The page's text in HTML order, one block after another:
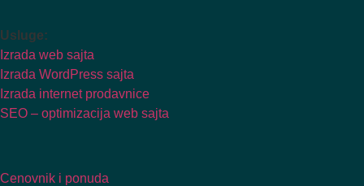
Usluge:
Izrada web sajta
Izrada WordPress sajta
Izrada internet prodavnice
SEO – optimizacija web sajta
Cenovnik i ponuda